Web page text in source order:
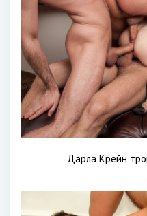
Дарла Крейн